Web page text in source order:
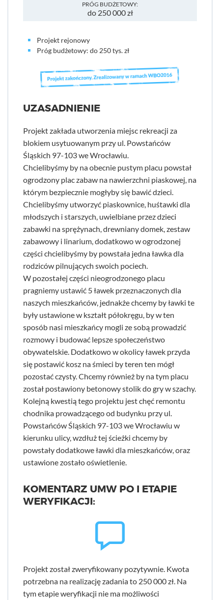
PRÓG BUDŻETOWY:
do 250 000 zł
Projekt rejonowy
Próg budżetowy: do 250 tys. zł
UZASADNIENIE
Projekt zakłada utworzenia miejsc rekreacji za
blokiem usytuowanym przy ul. Powstańców
Śląskich 97-103 we Wrocławiu.
Chcielibyśmy by na obecnie pustym placu powstał
ogrodzony plac zabaw na nawierzchni piaskowej, na
którym bezpiecznie mogłyby się bawić dzieci.
Chcielibyśmy utworzyć piaskownice, huśtawki dla
młodszych i starszych, uwielbiane przez dzieci
zabawki na sprężynach, drewniany domek, zestaw
zabawowy i linarium, dodatkowo w ogrodzonej
części chcielibyśmy by powstała jedna ławka dla
rodziców pilnujących swoich pociech.
W pozostałej części nieogrodzonego placu
pragniemy ustawić 5 ławek przeznaczonych dla
naszych mieszkańców, jednakże chcemy by ławki te
były ustawione w kształt półokręgu, by w ten
sposób nasi mieszkańcy mogli ze sobą prowadzić
rozmowy i budować lepsze społeczeństwo
obywatelskie. Dodatkowo w okolicy ławek przyda
się postawić kosz na śmieci by teren ten mógł
pozostać czysty. Chcemy również by na tym placu
został postawiony betonowy stolik do gry w szachy.
Kolejną kwestią tego projektu jest chęć remontu
chodnika prowadzącego od budynku przy ul.
Powstańców Śląskich 97-103 we Wrocławiu w
kierunku ulicy, wzdłuż tej ścieżki chcemy by
powstały dodatkowe ławki dla mieszkańców, oraz
ustawione zostało oświetlenie.
KOMENTARZ UMW PO I ETAPIE
WERYFIKACJI:
Projekt został zweryfikowany pozytywnie. Kwota
potrzebna na realizację zadania to 250 000 zł. Na
tym etapie weryfikacji nie ma możliwości